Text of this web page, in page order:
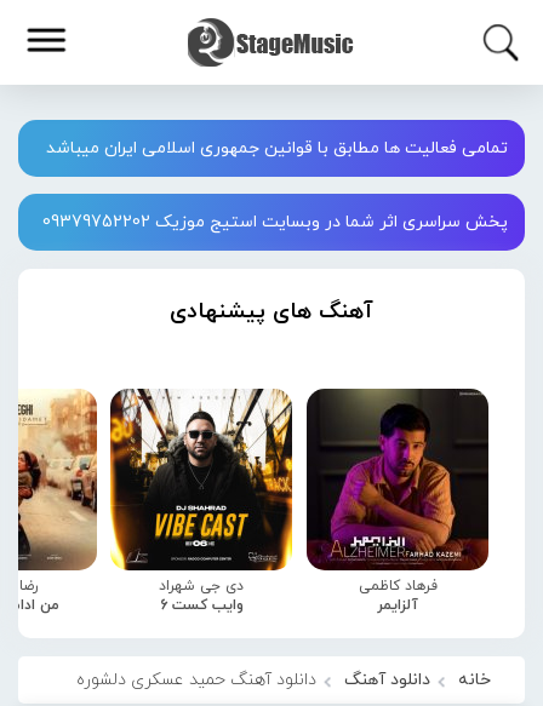
تمامی فعالیت ها مطابق با قوانین جمهوری اسلامی ایران میباشد
پخش سراسری اثر شما در وبسایت استیج موزیک 09379752202
آهنگ های پیشنهادی
فرهاد کاظمی
آلزایمر
دی جی شهراد
وایب کست 6
رضا
من
خانه دانلود آهنگ دانلود آهنگ حمید عسکری دلشوره